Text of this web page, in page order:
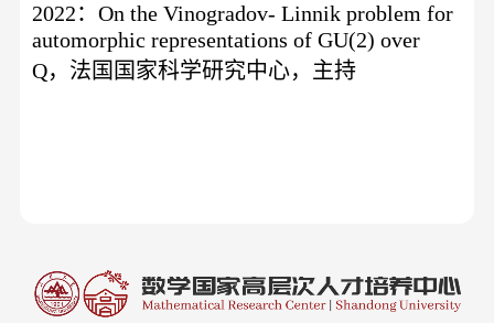
2022：On the Vinogradov- Linnik problem for
automorphic representations of GU(2) over
Q，法国国家科学研究中心，主持